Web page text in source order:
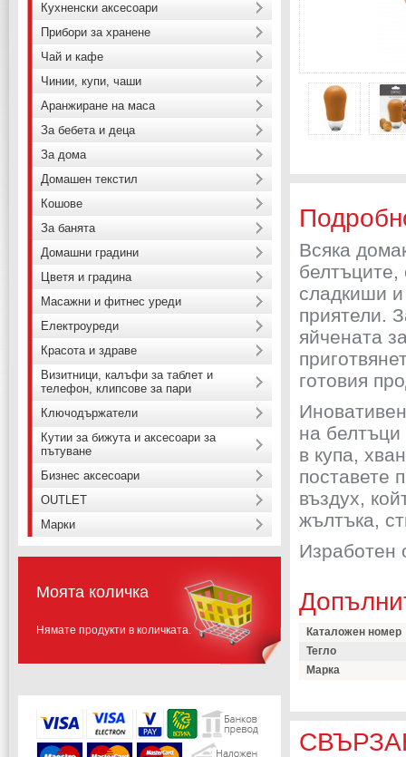
Всяка
белтъците,
сладкиши и
приятели.
яйчената
готовия
на
в купа,
поставете
въздух,
жълтъка,
Изработен
Каталожен номер
Тегло
Марка
Кухненски аксесоари
Прибори за хранене
Чай и кафе
Чинии, купи, чаши
Аранжиране на маса
За бебета и деца
За дома
Домашен текстил
Кошове
За банята
Домашни градини
Цветя и градина
Масажни и фитнес уреди
Електроуреди
Красота и здраве
Визитници, калъфи за таблет и
телефон, клипсове за пари
Ключодържатели
Кутии за бижута и аксесоари за
пътуване
Бизнес аксесоари
OUTLET
Марки
Моята количка
Нямате продукти в количката.